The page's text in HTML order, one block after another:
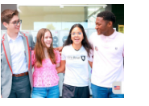
04_0.jpg